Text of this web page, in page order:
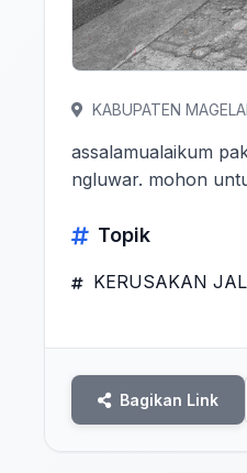
KABUPATEN
assalamualaikum
ngluwar. mohon
Topik
KERUSAKAN
Bagikan Link